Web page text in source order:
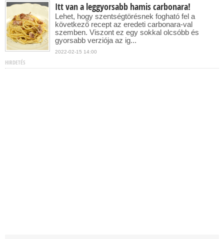
Itt van a leggyorsabb hamis carbonara!
Lehet, hogy szentségtörésnek fogható fel a
következő recept az eredeti carbonara-val
szemben. Viszont ez egy sokkal olcsóbb és
gyorsabb verziója az ig...
2022-02-15 14:00
HIRDETÉS